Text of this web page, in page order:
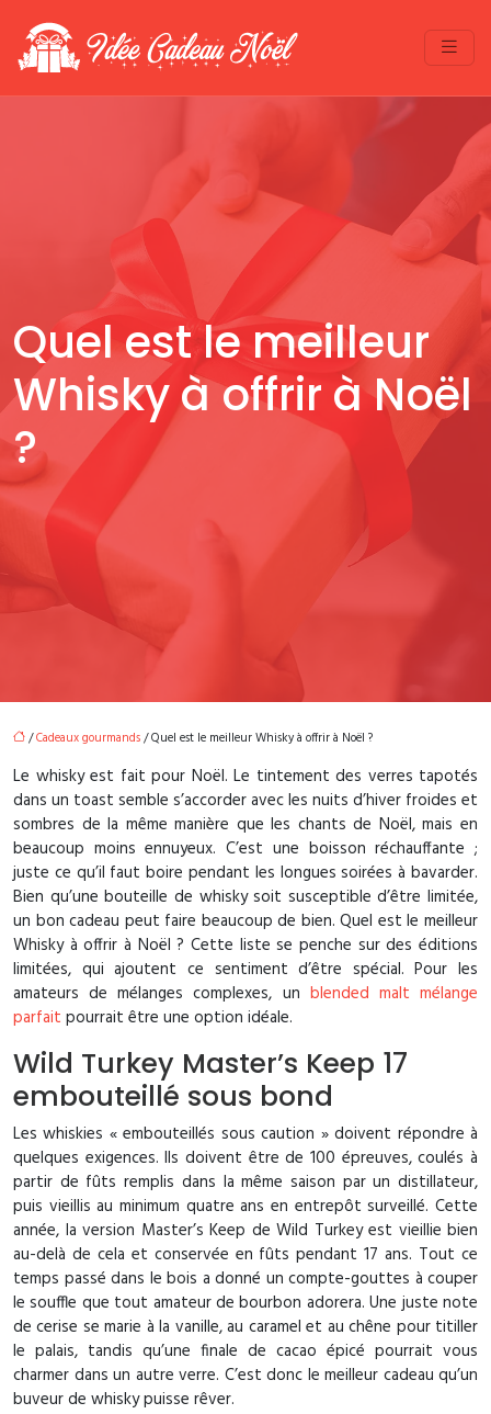
Quel est le meilleur
Whisky à offrir à Noël
?
/Cadeaux gourmands/ Quel est le meilleur Whisky à offrir à Noël ?
Le whisky est fait pour Noël. Le tintement des verres tapotés
dans un toast semble s’accorder avec les nuits d’hiver froides et
sombres de la même manière que les chants de Noël, mais en
beaucoup moins ennuyeux. C’est une boisson réchauffante ;
juste ce qu’il faut boire pendant les longues soirées à bavarder.
Bien qu’une bouteille de whisky soit susceptible d’être limitée,
un bon cadeau peut faire beaucoup de bien. Quel est le meilleur
Whisky à offrir à Noël ? Cette liste se penche sur des éditions
limitées, qui ajoutent ce sentiment d’être spécial. Pour les
amateurs de mélanges complexes, un blended malt mélange
parfait pourrait être une option idéale.
Wild Turkey Master’s Keep 17
embouteillé sous bond
Les whiskies « embouteillés sous caution » doivent répondre à
quelques exigences. Ils doivent être de 100 épreuves, coulés à
partir de fûts remplis dans la même saison par un distillateur,
puis vieillis au minimum quatre ans en entrepôt surveillé. Cette
année, la version Master’s Keep de Wild Turkey est vieillie bien
au-delà de cela et conservée en fûts pendant 17 ans. Tout ce
temps passé dans le bois a donné un compte-gouttes à couper
le souffle que tout amateur de bourbon adorera. Une juste note
de cerise se marie à la vanille, au caramel et au chêne pour titiller
le palais, tandis qu’une finale de cacao épicé pourrait vous
charmer dans un autre verre. C’est donc le meilleur cadeau qu’un
buveur de whisky puisse rêver.